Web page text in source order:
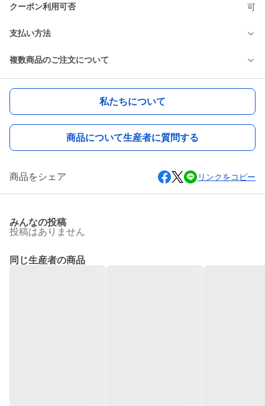
クーポン利用可否 可
支払い方法
複数商品のご注文について
私たちについて
商品について生産者に質問する
商品をシェア リンクをコピー
みんなの投稿
投稿はありません
同じ生産者の商品